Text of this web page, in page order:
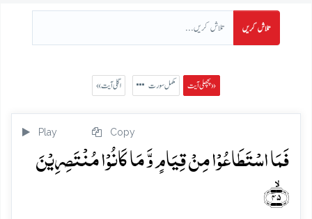
تلاش کریں
پچھلی آیت » مکمل سورت « اگلی آیت
Play Copy
فَمَا اسۡتَطَاعُوۡا مِنۡ قِیَامٍ وَّ مَا کَانُوۡا مُنۡتَصِرِیۡنَ
﴿ۙ۴۵﴾